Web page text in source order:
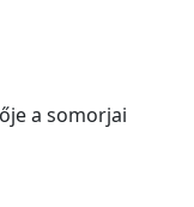
a somorjai